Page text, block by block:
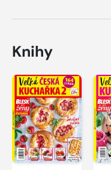
Knihy